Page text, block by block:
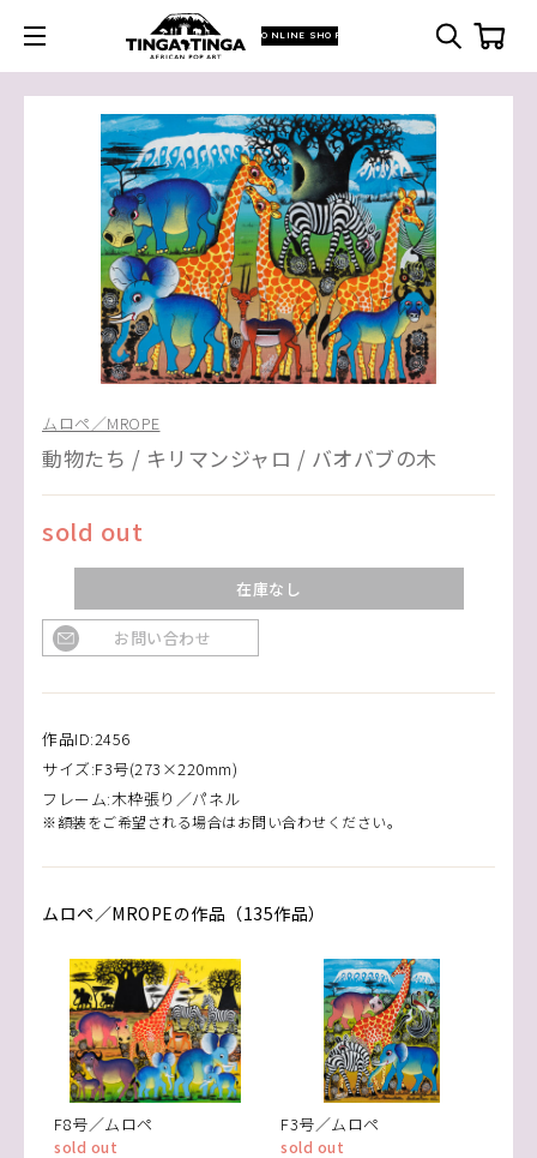
ONLINE SHOP
ムロペ／MROPE
動物たち / キリマンジャロ / バオバブの木
sold out
在庫なし
お問い合わせ
作品ID:2456
サイズ:F3号(273×220mm)
フレーム:木枠張り／パネル
※額装をご希望される場合はお問い合わせください。
ムロペ／MROPEの作品（135作品）
F8号／ムロペ
sold out
F3号／ムロペ
sold out